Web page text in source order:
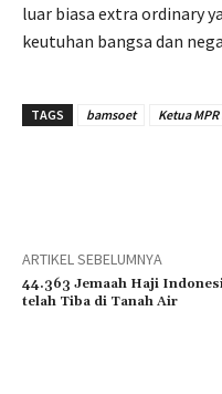
luar biasa extra ordinary
keutuhan bangsa dan
TAGS bamsoet Ketua
ARTIKEL SEBELUMNYA
44.363 Jemaah Haji
telah Tiba di Tanah Air